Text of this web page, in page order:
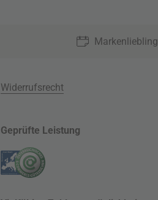
Markenliebling
Widerrufsrecht
Geprüfte Leistung